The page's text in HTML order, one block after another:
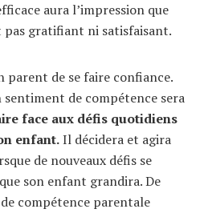
aura l’impression que
pas gratifiant ni satisfaisant.
parent de se faire confiance.
de compétence sera
face aux défis quotidiens
enfant.Il décidera et agira
de nouveaux défis se
son enfant grandira. De
compétence parentale